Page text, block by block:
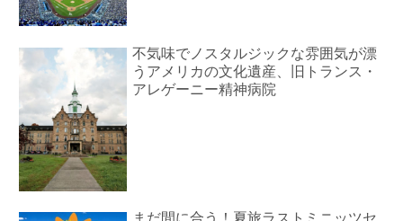
不気味でノスタルジックな雰囲気が漂
うアメリカの文化遺産、旧トランス・
アレゲーニー精神病院